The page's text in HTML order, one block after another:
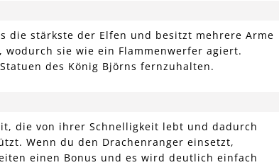
die stärkste der Elfen und besitzt mehrere Arme
wodurch sie wie ein Flammenwerfer agiert.
des König Björns fernzuhalten.
die von ihrer Schnelligkeit lebt und dadurch
Wenn du den Drachenranger einsetzt,
einen Bonus und es wird deutlich einfach